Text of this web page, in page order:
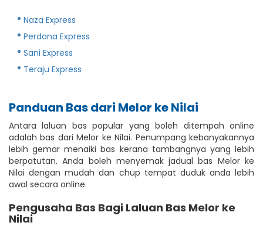
Naza Express
Perdana Express
Sani Express
Teraju Express
Panduan Bas dari Melor ke Nilai
Antara laluan bas popular yang boleh ditempah online
adalah bas dari Melor ke Nilai. Penumpang kebanyakannya
lebih gemar menaiki bas kerana tambangnya yang lebih
berpatutan. Anda boleh menyemak jadual bas Melor ke
Nilai dengan mudah dan chup tempat duduk anda lebih
awal secara online.
Pengusaha Bas Bagi Laluan Bas Melor ke
Nilai